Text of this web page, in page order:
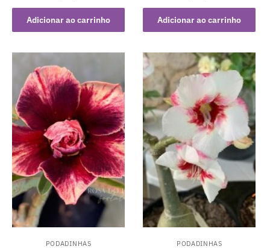
Adicionar ao carrinho Adicionar ao carrinho
PODADINHAS PODADINHAS